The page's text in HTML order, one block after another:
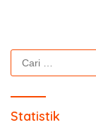
Cari
untuk:
Statistik